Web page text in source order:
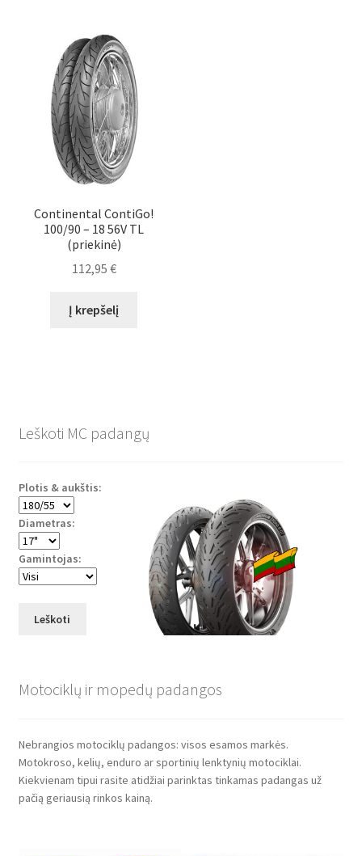
Continental ContiGo!
100/90 – 18 56V TL
(priekinė)
112,95 €
Į krepšelį
Leškoti MC padangų
Plotis & aukštis:
Diametras:
Gamintojas:
Leškoti
Motociklų ir mopedų padangos
Nebrangios motociklų padangos: visos esamos markės.
Motokroso, kelių, enduro ar sportinių lenktynių motociklai.
Kiekvienam tipui rasite atidžiai parinktas tinkamas padangas už
pačią geriausią rinkos kainą.